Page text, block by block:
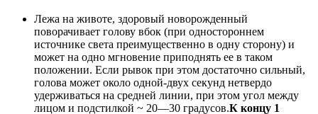
Лежа на животе, здоровый новорожденный
поворачивает голову вбок (при одностороннем
источнике света преимущественно в одну сторону) и
может на одно мгновение приподнять ее в таком
положении. Если рывок при этом достаточно сильный,
голова может около одной-двух секунд нетвердо
удерживаться на средней линии, при этом угол между
лицом и подстилкой ~ 20—30 градусов.К концу 1